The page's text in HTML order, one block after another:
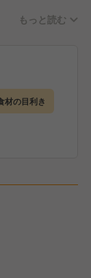
よう、
もっと読む
材の目利き